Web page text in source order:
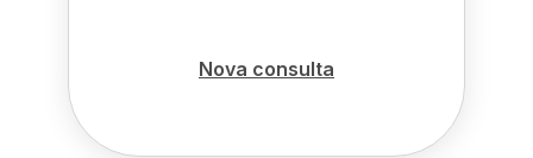
Nova consulta